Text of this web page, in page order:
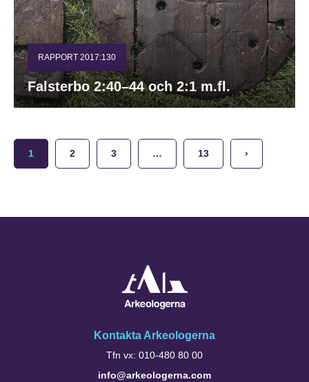
RAPPORT 2017:130
Falsterbo 2:40–44 och 2:1 m.fl.
1 2 3 … 13 ›
Kontakta Arkeologerna
Tfn vx: 010-480 80 00
info@arkeologerna.com